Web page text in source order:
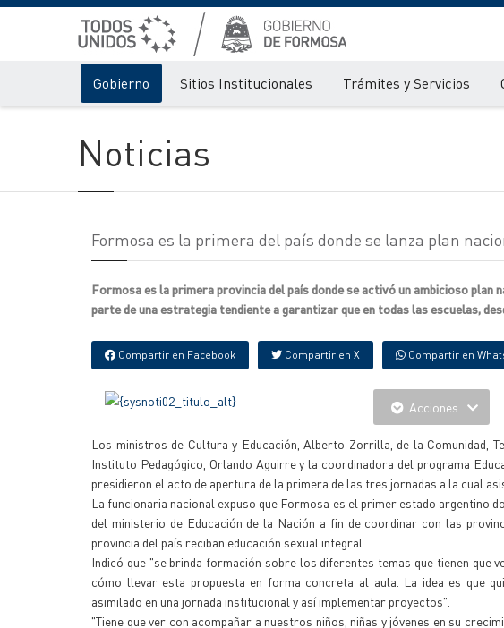
Gobierno Sitios Institucionales Trámites y Servicios
Noticias
Formosa es la primera del país donde se lanza plan
Formosa es la primera provincia del país donde se activó un ambicioso
parte de una estrategia tendiente a garantizar que en todas las escuelas,
Compartir en Facebook Compartir en X Compartir en
Acciones
Los ministros de Cultura y Educación, Alberto Zorrilla, de la Comunidad,
Instituto Pedagógico, Orlando Aguirre y la coordinadora del programa
presidieron el acto de apertura de la primera de las tres jornadas a la cual
La funcionaria nacional expuso que Formosa es el primer estado argentino
del ministerio de Educación de la Nación a fin de coordinar con las
provincia del país reciban educación sexual integral.
Indicó que "se brinda formación sobre los diferentes temas que tienen
cómo llevar esta propuesta en forma concreta al aula. La idea es que
asimilado en una jornada institucional y así implementar proyectos".
"Tiene que ver con acompañar a nuestros niños, niñas y jóvenes en su